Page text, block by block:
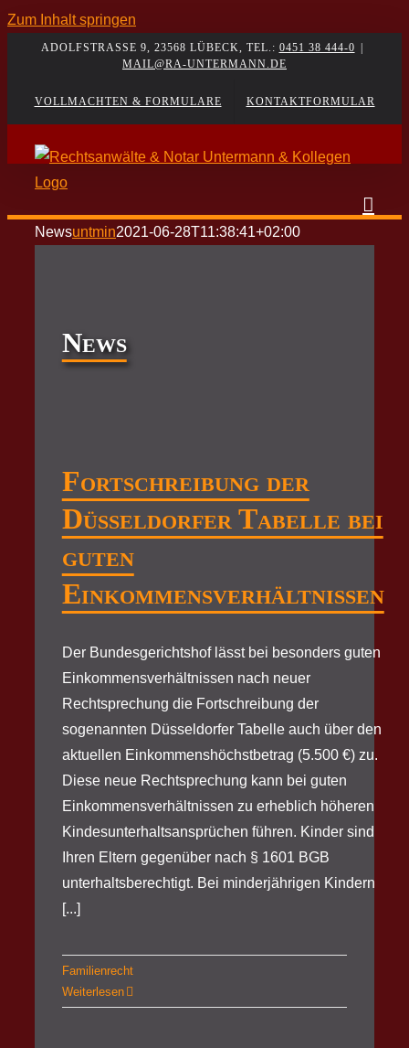
Zum Inhalt springen
ADOLFSTRASSE 9, 23568 LÜBECK, TEL.: 0451 38 444-0
MAIL@RA-UNTERMANN.DE
VOLLMACHTEN & FORMULARE KONTAKTFORMULAR
Newsuntmin2021-06-28T11:38:41+02:00
News
Fortschreibung der
Düsseldorfer Tabelle bei
guten
Einkommensverhältnissen
Der Bundesgerichtshof lässt bei besonders guten
Einkommensverhältnissen nach neuer
Rechtsprechung die Fortschreibung der
sogenannten Düsseldorfer Tabelle auch über den
aktuellen Einkommenshöchstbetrag (5.500 €) zu.
Diese neue Rechtsprechung kann bei guten
Einkommensverhältnissen zu erheblich höheren
Kindesunterhaltsansprüchen führen. Kinder sind
Ihren Eltern gegenüber nach § 1601 BGB
unterhaltsberechtigt. Bei minderjährigen Kindern
[...]
Familienrecht
Weiterlesen